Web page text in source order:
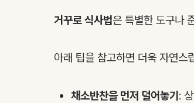
거꾸로 식사법은 특별한 도구나
아래 팁을 참고하면 더욱 자연스
채소반찬을 먼저 덜어놓기: